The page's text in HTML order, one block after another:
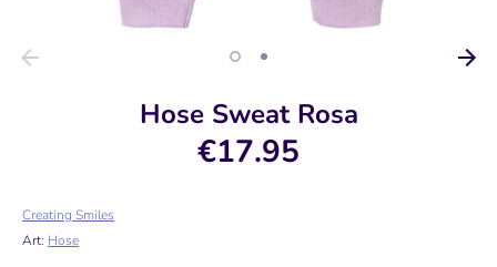
Hose Sweat Rosa
€17.95
Creating Smiles
Art: Hose